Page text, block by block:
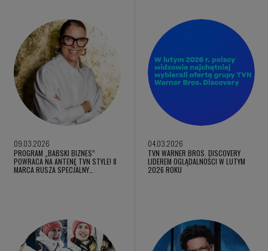
09.03.2026
PROGRAM „BABSKI BIZNES”
POWRACA NA ANTENĘ TVN STYLE! 8
MARCA RUSZA SPECJALNY…
04.03.2026
TVN WARNER BROS. DISCOVERY
LIDEREM OGLĄDALNOŚCI W LUTYM
2026 ROKU